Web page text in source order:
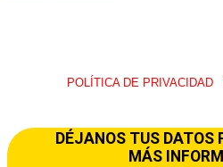
POLÍTICA DE PRIVACIDAD